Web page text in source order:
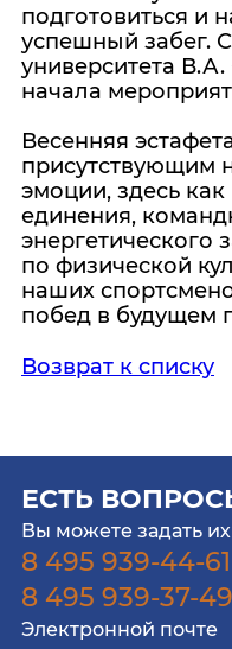
подготовиться и
успешный забег.
университета
начала
Весенняя
присутствующим
эмоции, здесь
единения,
энергетического
по физической
наших
побед в будущем
Возврат к списку
ЕСТЬ
Вы можете задать
8 495 939-44-61
8 495 939-37-49
Электронной почте